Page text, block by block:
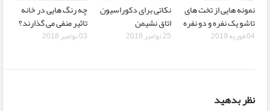
نمونه هایی از تخت های
تاشو یک نفره و دو نفره
04 فوریه 2019
نکاتی برای دکوراسیون
اتاق نشیمن
25 نوامبر 2018
چه رنگ هایی در خانه
تاثیر منفی می گذارند؟
03 نوامبر 2018
نظر بدهید